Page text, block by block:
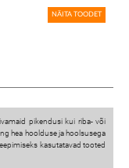
NÄITA TOODET
pikendusi kui riba- või
hea hoolduse ja hoolsusega
kasutatavad tooted